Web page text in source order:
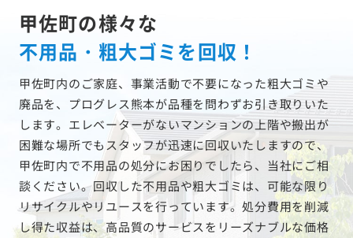
甲佐町の様々な
不用品・粗大ゴミを回収！
甲佐町内のご家庭、事業活動で不要になった粗大ゴミや
廃品を、プログレス熊本が品種を問わずお引き取りいた
します。エレベーターがないマンションの上階や搬出が
困難な場所でもスタッフが迅速に回収いたしますので、
甲佐町内で不用品の処分にお困りでしたら、当社にご相
談ください。回収した不用品や粗大ゴミは、可能な限り
リサイクルやリユースを行っています。処分費用を削減
し得た収益は、高品質のサービスをリーズナブルな価格